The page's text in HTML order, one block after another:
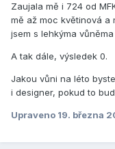
Zaujala mě i 724 od
mě až moc květinová a
jsem s lehkýma
A tak dále, výsledek 0.
Jakou vůni na léto
i designer, pokud to
Upraveno 19. března